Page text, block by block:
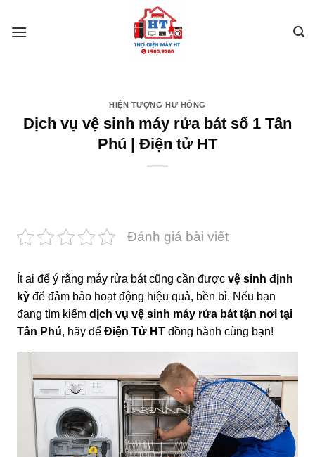
HIỆN TƯỢNG HƯ HỎNG
Dịch vụ vệ sinh máy rửa bát số 1 Tân
Phú | Điện tử HT
Đánh giá bài viết
Ít ai để ý rằng máy rửa bát cũng cần được vệ sinh định
kỳ để đảm bảo hoạt động hiệu quả, bền bỉ. Nếu bạn
đang tìm kiếm dịch vụ vệ sinh máy rửa bát tận nơi tại
Tân Phú, hãy để Điện Tử HT đồng hành cùng bạn!